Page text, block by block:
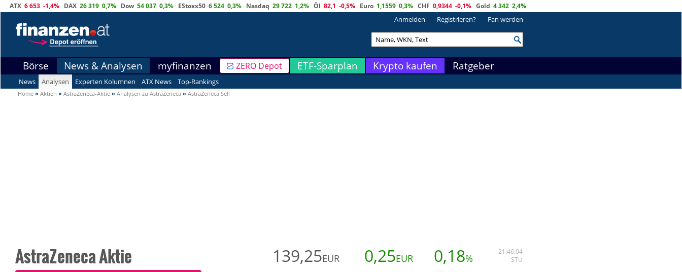
ATX 6 653 -1,4% DAX 26 319 0,7% Dow 54 037 0,3% EStoxx50 6 524 0,3% Nasdaq 29 722 1,2% Öl 82,1 -0,5% Euro 1,1559 0,3% CHF 0,9344 -0,1% Gold 4 342 2,4%
Anmelden Registrieren? Fan werden
Börse News & Analysen myfinanzen ZERO Depot ETF-Sparplan Krypto kaufen Ratgeber
News Analysen Experten Kolumnen ATX News Top-Rankings
Home » Aktien » AstraZeneca-Aktie » Analysen zu AstraZeneca » AstraZeneca Sell
AstraZeneca Aktie 139,25EUR 0,25EUR 0,18%
21:46:04
STU